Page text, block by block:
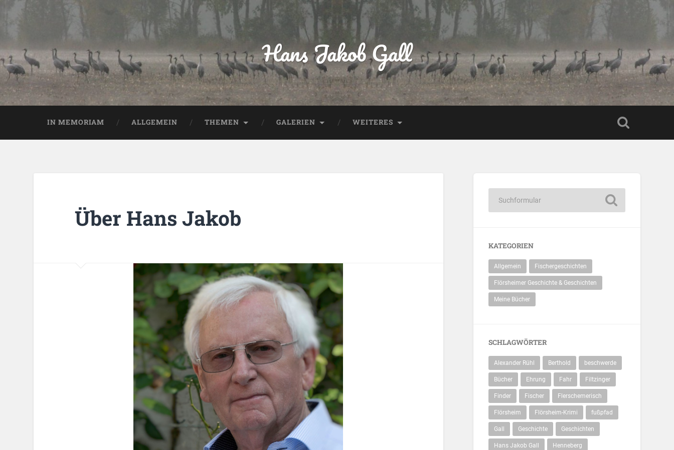
Hans Jakob Gall
IN MEMORIAM ALLGEMEIN THEMEN GALERIEN WEITERES
Über Hans Jakob
KATEGORIEN
Allgemein Fischergeschichten
Flörsheimer Geschichte & Geschichten
Meine Bücher
SCHLAGWÖRTER
Alexander Rühl Berthold beschwerde
Bücher Ehrung Fahr Filtzinger
Finder Fischer Flerschemerisch
Flörsheim Flörsheim-Krimi fußpfad
Gall Geschichte Geschichten
Hans Jakob Gall Henneberg